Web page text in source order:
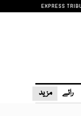
EXPRESS
رائے مزید